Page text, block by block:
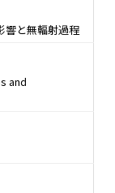
響と無輻射過程
and